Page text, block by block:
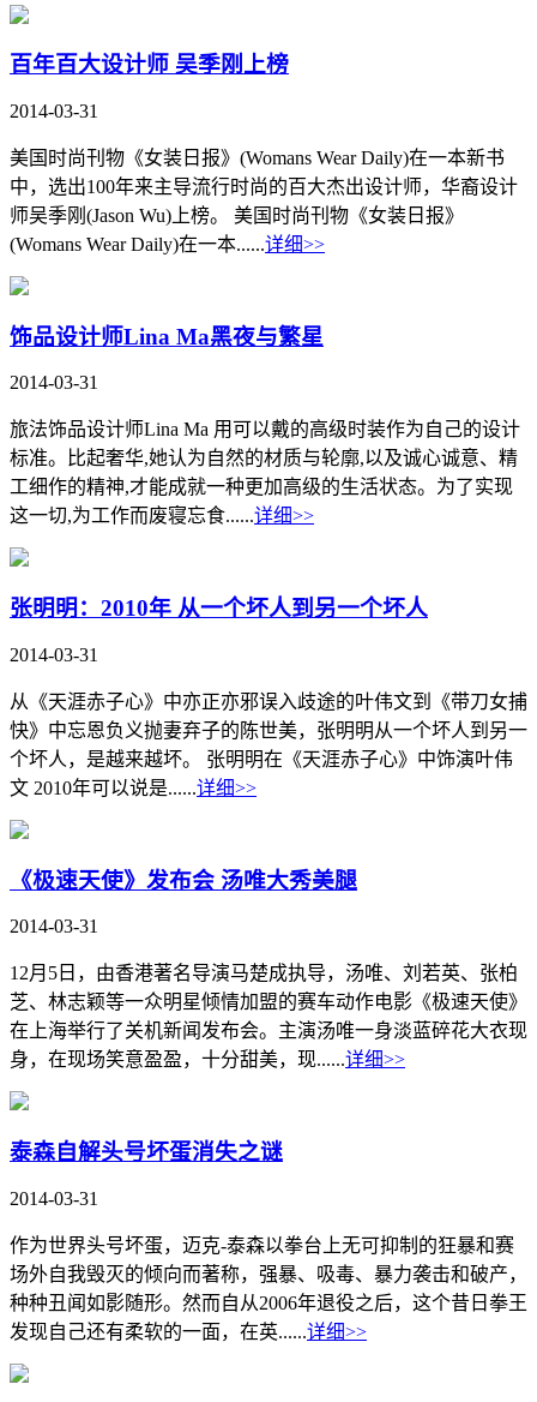
百年百大设计师 吴季刚上榜
2014-03-31
美国时尚刊物《女装日报》(Womans Wear Daily)在一本新书
中，选出100年来主导流行时尚的百大杰出设计师，华裔设计
师吴季刚(Jason Wu)上榜。 美国时尚刊物《女装日报》
(Womans Wear Daily)在一本......详细>>
饰品设计师Lina Ma黑夜与繁星
2014-03-31
旅法饰品设计师Lina Ma 用可以戴的高级时装作为自己的设计
标准。比起奢华,她认为自然的材质与轮廓,以及诚心诚意、精
工细作的精神,才能成就一种更加高级的生活状态。为了实现
这一切,为工作而废寝忘食......详细>>
张明明：2010年 从一个坏人到另一个坏人
2014-03-31
从《天涯赤子心》中亦正亦邪误入歧途的叶伟文到《带刀女捕
快》中忘恩负义抛妻弃子的陈世美，张明明从一个坏人到另一
个坏人，是越来越坏。 张明明在《天涯赤子心》中饰演叶伟
文 2010年可以说是......详细>>
《极速天使》发布会 汤唯大秀美腿
2014-03-31
12月5日，由香港著名导演马楚成执导，汤唯、刘若英、张柏
芝、林志颖等一众明星倾情加盟的赛车动作电影《极速天使》
在上海举行了关机新闻发布会。主演汤唯一身淡蓝碎花大衣现
身，在现场笑意盈盈，十分甜美，现......详细>>
泰森自解头号坏蛋消失之谜
2014-03-31
作为世界头号坏蛋，迈克-泰森以拳台上无可抑制的狂暴和赛
场外自我毁灭的倾向而著称，强暴、吸毒、暴力袭击和破产，
种种丑闻如影随形。然而自从2006年退役之后，这个昔日拳王
发现自己还有柔软的一面，在英......详细>>